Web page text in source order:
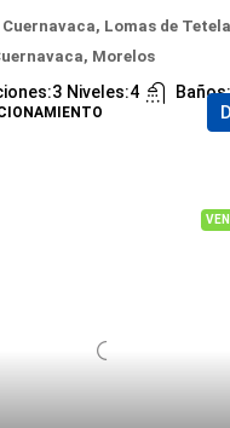
Lomas de
Morelos
3 Niveles:4 Baños: